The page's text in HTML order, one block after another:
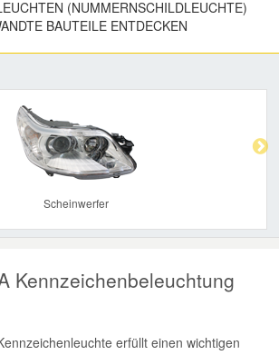
(NUMMERNSCHILDLEUCHTE)
BAUTEILE ENTDECKEN
Scheinwerfer
Kennzeichenbeleuchtung
erfüllt einen wichtigen